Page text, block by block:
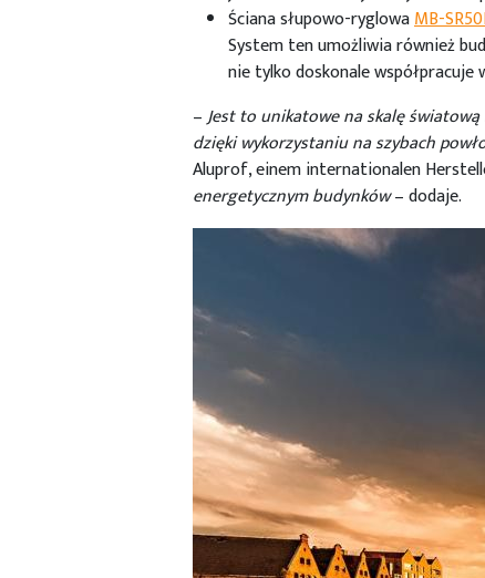
Ściana słupowo-ryglowaMB-
System ten umożliwia również
nie tylko doskonale
–Jest to unikatowe na skalę
dzięki wykorzystaniu na szybach
Aluprof, einem internationalen
energetycznym budynków– dodaje.